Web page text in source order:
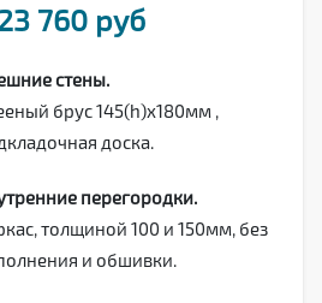
760 руб
стены.
брус 145(h)х180мм ,
доска.
перегородки.
толщиной 100 и 150мм, без
и обшивки.